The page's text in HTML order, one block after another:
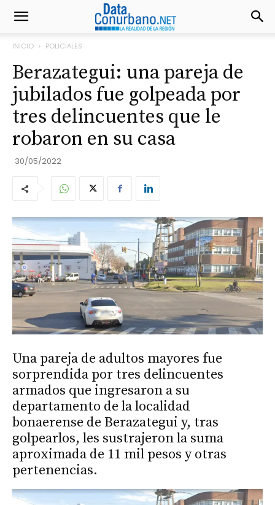
INICIO POLICIALES
Berazategui: una pareja de
jubilados fue golpeada por
tres delincuentes que le
robaron en su casa
30/05/2022
Una pareja de adultos mayores fue
sorprendida por tres delincuentes
armados que ingresaron a su
departamento de la localidad
bonaerense de Berazategui y, tras
golpearlos, les sustrajeron la suma
aproximada de 11 mil pesos y otras
pertenencias.